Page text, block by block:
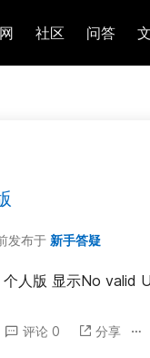
社区 问答
发布于 新手答疑
人版 显示No valid
评论 0 分享